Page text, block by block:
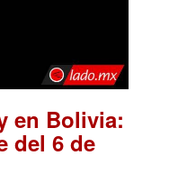
en Bolivia:
del 6 de